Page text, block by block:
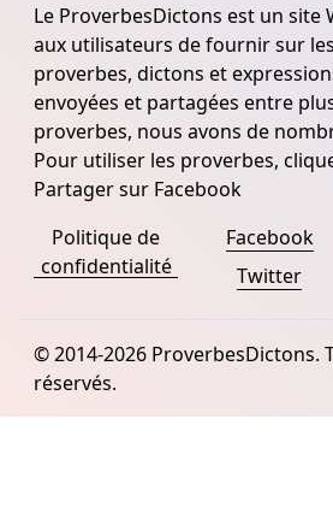
Le ProverbesDictons est un site
aux utilisateurs de fournir sur
proverbes, dictons et
envoyées et partagées entre
proverbes, nous avons de
Pour utiliser les proverbes,
Partager sur Facebook
Politique de
confidentialité
Facebook
Twitter
© 2014-2026 ProverbesDictons.
réservés.